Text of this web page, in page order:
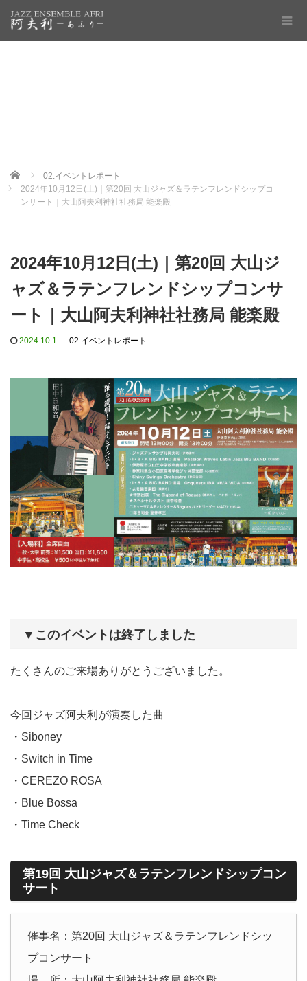
Home
02.イベントレポート
2024年10月12日(土)｜第20回 大山ジャズ＆ラテンフレンドシップコ
ンサート｜大山阿夫利神社社務局 能楽殿
2024年10月12日(土)｜第20回 大山ジ
ャズ＆ラテンフレンドシップコンサ
ート｜大山阿夫利神社社務局 能楽殿
2024.10.1 02.イベントレポート
▼このイベントは終了しました
たくさんのご来場ありがとうございました。
今回ジャズ阿夫利が演奏した曲
・Siboney
・Switch in Time
・CEREZO ROSA
・Blue Bossa
・Time Check
第19回 大山ジャズ＆ラテンフレンドシップコン
サート
催事名：第20回 大山ジャズ＆ラテンフレンドシッ
プコンサート